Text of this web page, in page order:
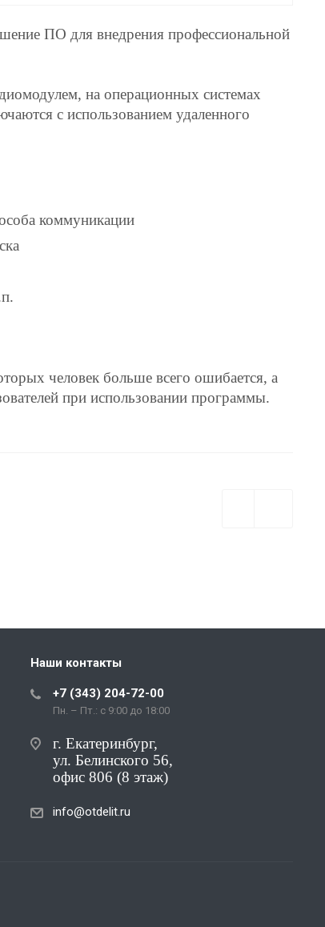
ПО для внедрения профессиональной
на операционных системах
с использованием удаленного
коммуникации
человек больше всего ошибается, а
при использовании программы.
Наши контакты
+7 (343) 204-72-00
Пн. – Пт.: с 9:00 до 18:00
г. Екатеринбург,
ул. Белинского 56,
офис 806 (8 этаж)
info@otdelit.ru